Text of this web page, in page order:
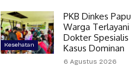
Kesehatan
PKB Dinkes
Warga Terlayani
Dokter Spesialis
Kasus Dominan
6 Agustus 2026